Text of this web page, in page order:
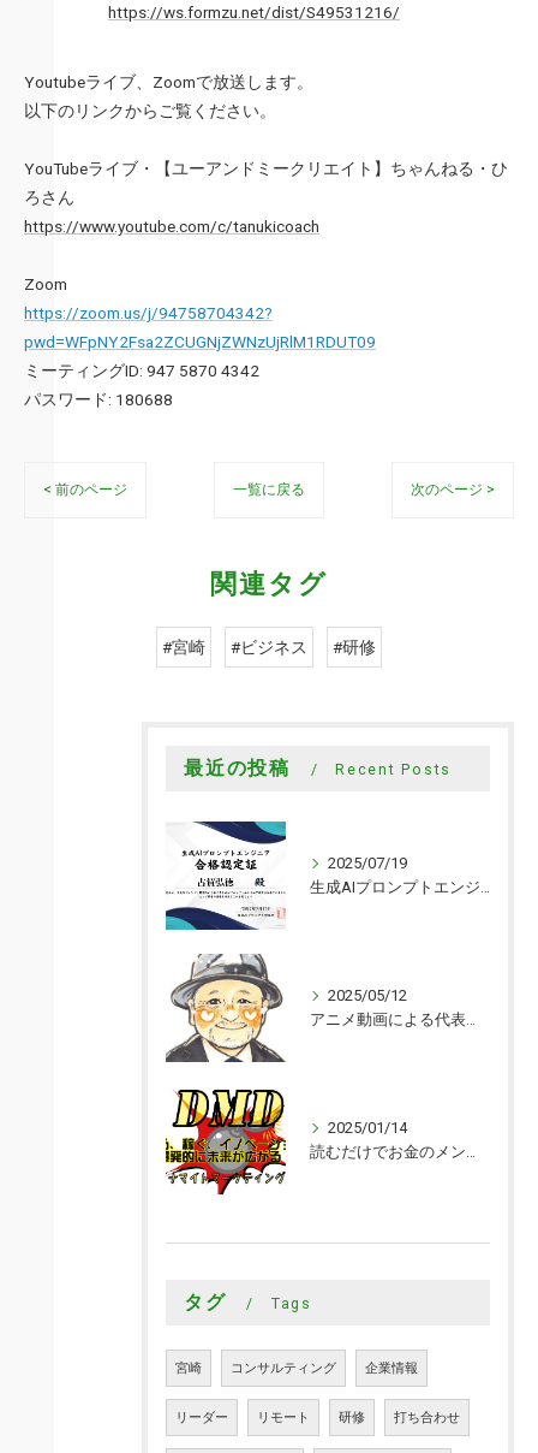
https://ws.formzu.net/dist/S49531216/
Youtubeライブ、Zoomで放送します。
以下のリンクからご覧ください。
YouTubeライブ・【ユーアンドミークリエイト】ちゃんねる・ひ
ろさん
https://www.youtube.com/c/tanukicoach
Zoom
https://zoom.us/j/94758704342?
pwd=WFpNY2Fsa2ZCUGNjZWNzUjRlM1RDUT09
ミーティングID: 947 5870 4342
パスワード: 180688
< 前のページ 一覧に戻る 次のページ >
関連タグ
#宮崎 #ビジネス #研修
最近の投稿 Recent Posts
2025/07/19
生成AIプロンプトエンジニアの資格取得
2025/05/12
アニメ動画による代表メッセージを追加
2025/01/14
読むだけでお金のメンタルブロックが取れる本｜ダイナマイトマーケティング大学
タグ Tags
宮崎 コンサルティング 企業情報
リーダー リモート 研修 打ち合わせ